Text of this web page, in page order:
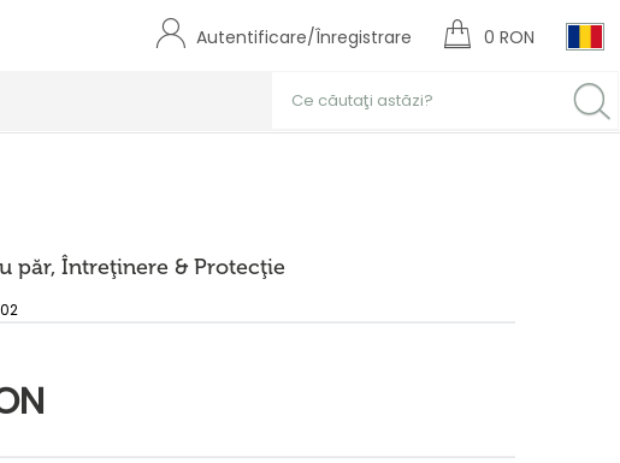
Autentificare/Înregistrare 0 RON
păr, Întreţinere & Protecţie